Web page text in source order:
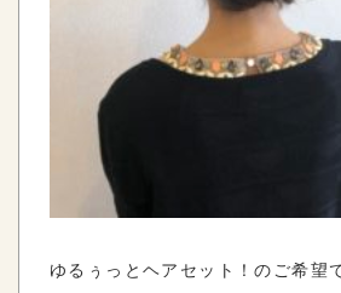
ゆるぅっとヘアセット！のご希望